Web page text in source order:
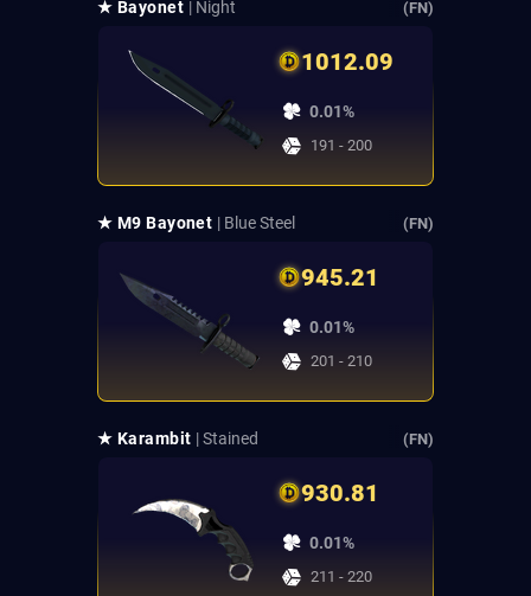
★ Bayonet | Night (FN)
1012.09
0.01%
191 - 200
★ M9 Bayonet | Blue Steel (FN)
945.21
0.01%
201 - 210
★ Karambit | Stained (FN)
930.81
0.01%
211 - 220